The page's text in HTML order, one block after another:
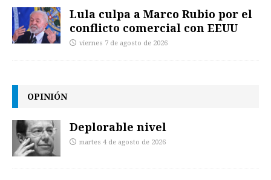
Lula culpa a Marco Rubio por el
conflicto comercial con EEUU
viernes 7 de agosto de 2026
OPINIÓN
Deplorable nivel
martes 4 de agosto de 2026